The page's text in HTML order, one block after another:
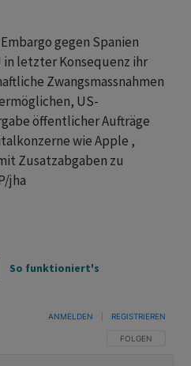
gegen Spanien
in letzter Konsequenz ihr
Zwangsmassnahmen
US-
öffentlicher Aufträge
wie Apple ,
Zusatzabgaben zu
jha
So funktioniert's
FOLGE DIESER
FOLGEN
ANMELDEN REGISTRIEREN